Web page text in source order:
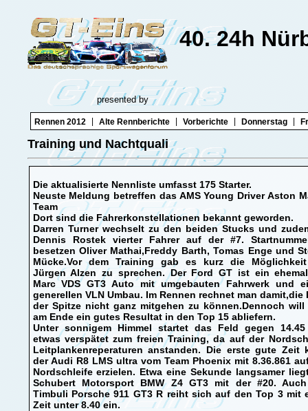
40. 24h
presented by
Rennen 2012 Alte Rennberichte Vorberichte Donnerstag
Training und Nachtquali
Die aktualisierte Nennliste umfasst 175 Starter.
Neuste Meldung betreffen das AMS Young Driver Aston
Team
Dort sind die Fahrerkonstellationen bekannt geworden.
Darren Turner wechselt zu den beiden Stucks und
Dennis Rostek vierter Fahrer auf der #7.
besetzen Oliver Mathai,Freddy Barth, Tomas Enge und
Mücke.Vor dem Training gab es kurz die
Jürgen Alzen zu sprechen. Der Ford GT ist ein
Marc VDS GT3 Auto mit umgebauten Fahrwerk und
generellen VLN Umbau. Im Rennen rechnet man damit,die
der Spitze nicht ganz mitgehen zu können.Dennoch will
am Ende ein gutes Resultat in den Top 15 abliefern.
Unter sonnigem Himmel startet das Feld gegen
etwas verspätet zum freien Training, da auf der
Leitplankenreperaturen anstanden. Die erste gute Zeit
der Audi R8 LMS ultra vom Team Phoenix mit 8.36.861
Nordschleife erzielen. Etwa eine Sekunde langsamer
Schubert Motorsport BMW Z4 GT3 mit der #20.
Timbuli Porsche 911 GT3 R reiht sich auf den Top 3 mit
Zeit unter 8.40 ein.